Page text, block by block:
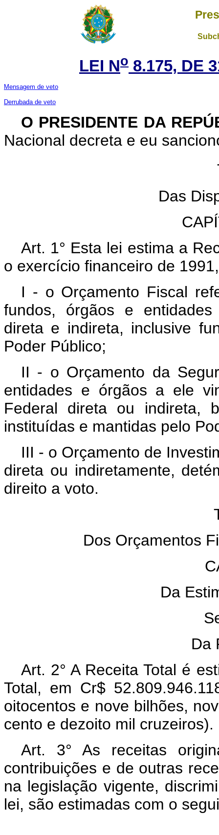
LEI No 8.175, DE
Mensagem de veto
Derrubada de veto
O PRESIDENTE DA
Nacional decreta e eu
Das
Art. 1° Esta lei estima a
o exercício financeiro de
I - o Orçamento Fiscal
fundos, órgãos e
direta e indireta, inclusive
Poder Público;
II - o Orçamento da
entidades e órgãos a ele
Federal direta ou indireta,
instituídas e mantidas pelo
III - o Orçamento de
direta ou indiretamente,
direito a voto.
Dos Orçamentos
Da
Da
Art. 2° A Receita Total é
Total, em Cr$
oitocentos e nove bilhões,
cento e dezoito mil cruzeiros).
Art. 3° As receitas
contribuições e de outras
na legislação vigente,
lei, são estimadas com o